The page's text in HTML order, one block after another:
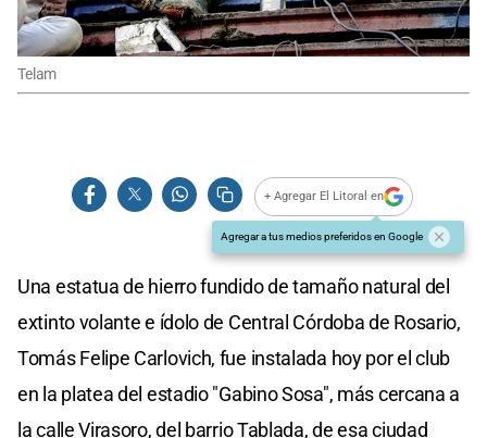
Telam
+ Agregar El Litoral en
Agregar a tus medios preferidos en Google
Una estatua de hierro fundido de tamaño natural del
extinto volante e ídolo de Central Córdoba de Rosario,
Tomás Felipe Carlovich, fue instalada hoy por el club
en la platea del estadio "Gabino Sosa", más cercana a
la calle Virasoro, del barrio Tablada, de esa ciudad